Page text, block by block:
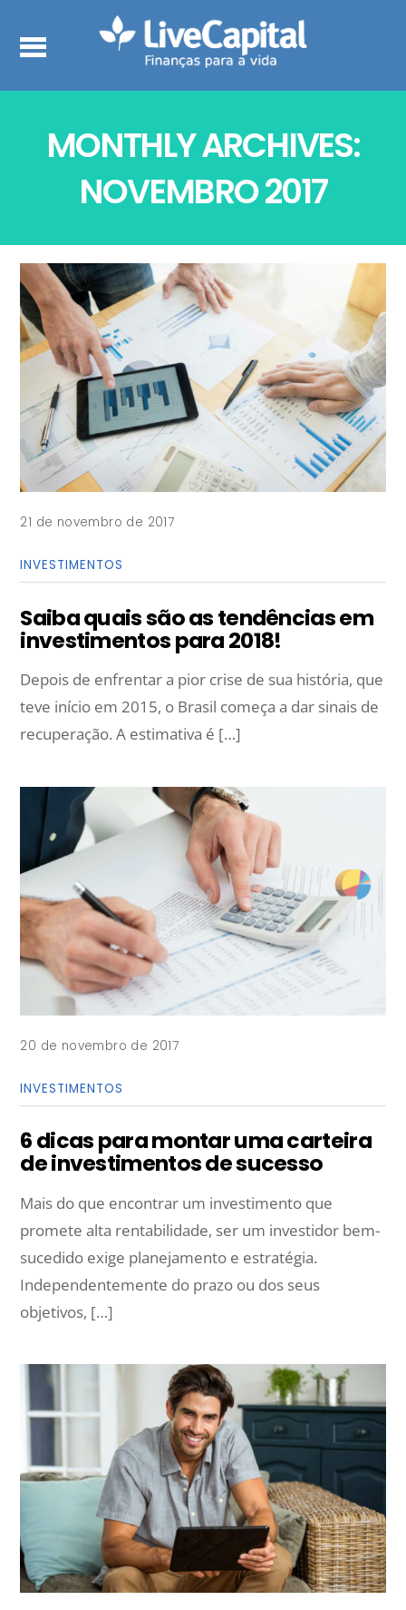
MONTHLY ARCHIVES:
NOVEMBRO 2017
21 de novembro de 2017
INVESTIMENTOS
Saiba quais são as tendências em
investimentos para 2018!
Depois de enfrentar a pior crise de sua história, que
teve início em 2015, o Brasil começa a dar sinais de
recuperação. A estimativa é […]
20 de novembro de 2017
INVESTIMENTOS
6 dicas para montar uma carteira
de investimentos de sucesso
Mais do que encontrar um investimento que
promete alta rentabilidade, ser um investidor bem-
sucedido exige planejamento e estratégia.
Independentemente do prazo ou dos seus
objetivos, […]